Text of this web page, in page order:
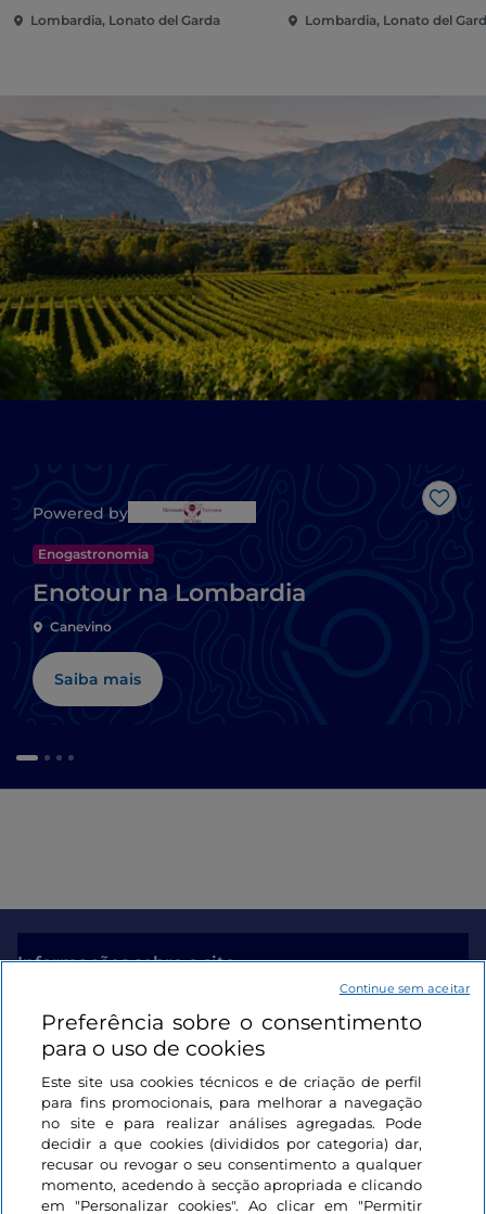
Lombardia, Lonato del Garda Lombardia, Lonato del
Powered by
Enogastronomia
Enotour na Lombardia
Canevino
Saiba mais
Informações sobre o site
Ligações úteis
Iniciar sessão
Mantenha-se em contacto
Preferência sobre o consentimento
para o uso de cookies
Este site usa cookies técnicos e de criação de perfil
para fins promocionais, para melhorar a navegação
no site e para realizar análises agregadas. Pode
decidir a que cookies (divididos por categoria) dar,
recusar ou revogar o seu consentimento a qualquer
momento, acedendo à secção apropriada e clicando
em "Personalizar cookies". Ao clicar em "Permitir
Continue sem aceitar